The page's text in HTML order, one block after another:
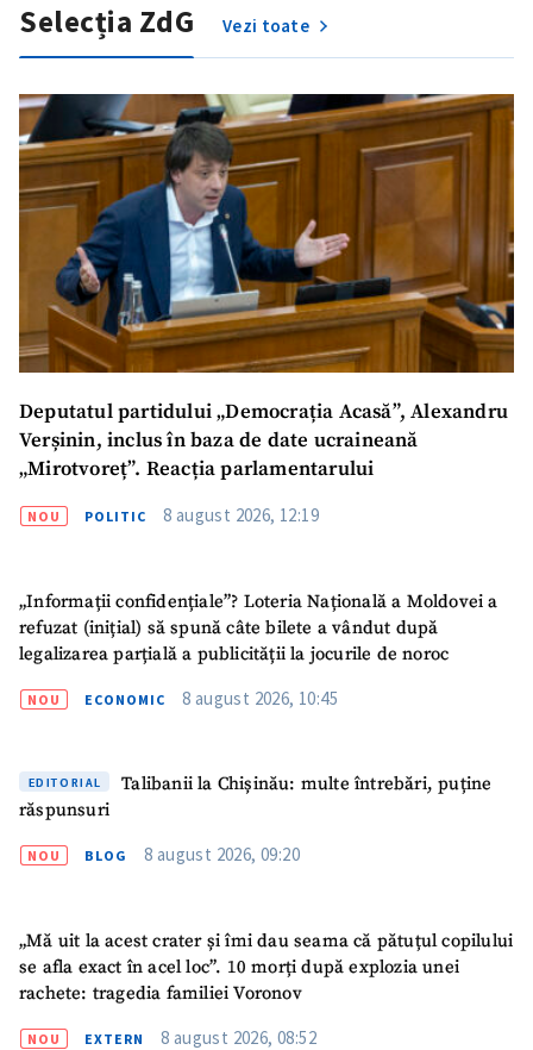
SUSȚINE
Selecția ZdG Vezi toate
Deputatul partidului „Democrația Acasă”, Alexandru
Verșinin, inclus în baza de date ucraineană
„Mirotvoreț”. Reacția parlamentarului
NOU POLITIC 8 august 2026, 12:19
„Informații confidențiale”? Loteria Națională a Moldovei a
refuzat (inițial) să spună câte bilete a vândut după
legalizarea parțială a publicității la jocurile de noroc
NOU ECONOMIC 8 august 2026, 10:45
EDITORIAL
Talibanii la Chișinău: multe întrebări, puține
răspunsuri
NOU BLOG 8 august 2026, 09:20
„Mă uit la acest crater și îmi dau seama că pătuțul copilului
se afla exact în acel loc”. 10 morți după explozia unei
rachete: tragedia familiei Voronov
NOU EXTERN 8 august 2026, 08:52